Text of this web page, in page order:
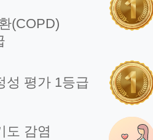
(COPD)
성 평가 1등급
도 감염